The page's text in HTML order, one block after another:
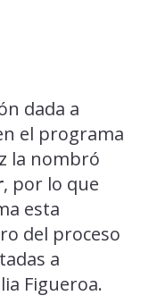
dada a
el programa
la nombró
, por lo que
esta
del proceso
a
Figueroa.